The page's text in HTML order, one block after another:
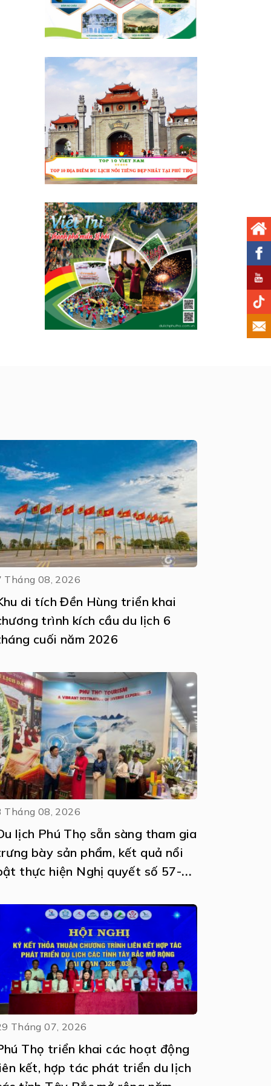
Tháng 08, 2026
di tích Đền Hùng triển khai
trình kích cầu du lịch 6
cuối năm 2026
Tháng 08, 2026
lịch Phú Thọ sẵn sàng tham gia
bày sản phẩm, kết quả nổi
thực hiện Nghị quyết số 57-
Tháng 07, 2026
Thọ triển khai các hoạt động
kết, hợp tác phát triển du lịch